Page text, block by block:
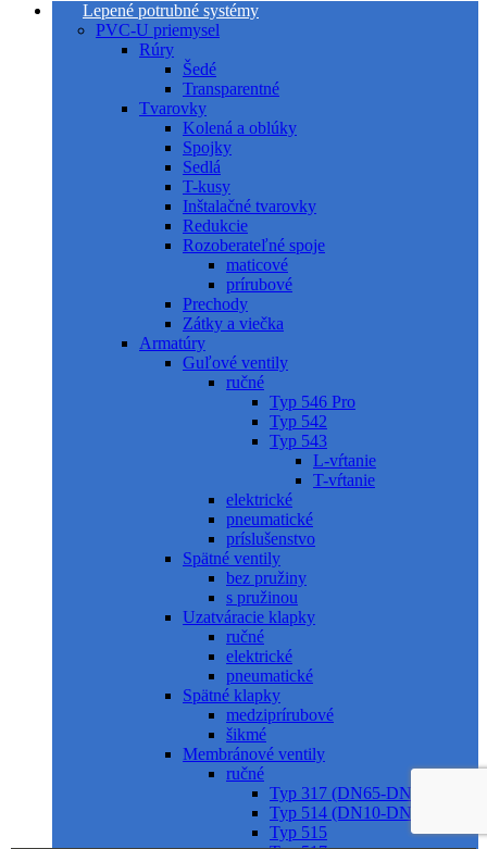
Lepené potrubné systémy
PVC-U priemysel
Rúry
Šedé
Transparentné
Tvarovky
Kolená a oblúky
Spojky
Sedlá
T-kusy
Inštalačné tvarovky
Redukcie
Rozoberateľné spoje
maticové
prírubové
Prechody
Zátky a viečka
Armatúry
Guľové ventily
ručné
Typ 546 Pro
Typ 542
Typ 543
L-vŕtanie
T-vŕtanie
elektrické
pneumatické
príslušenstvo
Spätné ventily
bez pružiny
s pružinou
Uzatváracie klapky
ručné
elektrické
pneumatické
Spätné klapky
medziprírubové
šikmé
Membránové ventily
ručné
Typ 317 (DN65-DN150)
Typ 514 (DN10-DN50)
Typ 515